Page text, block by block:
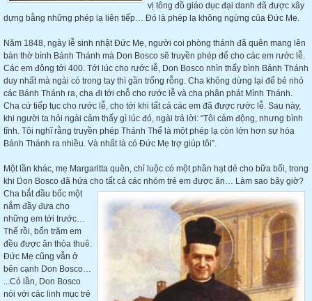
vị tông đồ giáo dục đại danh đã được xây
dựng bằng những phép lạ liên tiếp… Đó là phép lạ không ngừng của Đức Mẹ.
Năm 1848, ngày lễ sinh nhật Đức Mẹ, người coi phòng thánh đã quên mang lên
bàn thờ bình Bánh Thánh mà Don Bosco sẽ truyền phép để cho các em rước lễ.
Các em đông tới 400. Tới lúc cho rước lễ, Don Bosco nhìn thấy bình Bánh Thánh
duy nhất mà ngài có trong tay thì gần trống rỗng. Cha không dừng lại để bẻ nhỏ
các Bánh Thánh ra, cha đi tới chỗ cho rước lễ và cha phân phát Mình Thánh.
Cha cứ tiếp tục cho rước lễ, cho tới khi tất cả các em đã được rước lễ. Sau này,
khi người ta hỏi ngài cảm thấy gì lúc đó, ngài trả lời: “Tôi cảm động, nhưng bình
tĩnh. Tôi nghĩ rằng truyền phép Thánh Thể là một phép lạ còn lớn hơn sự hóa
Bánh Thánh ra nhiều. Và nhất là có Đức Mẹ trợ giúp tôi”.
Một lần khác, mẹ Margaritta quên, chỉ luộc có một phần hạt dẻ cho bữa bối, trong
khi Don Bosco đã hứa cho tất cả các nhóm trẻ em được ăn… Làm sao bây giờ?
Cha bắt đầu bốc một
nắm đầy đưa cho
những em tới trước…
Thế rồi, bốn trăm em
đều được ăn thỏa thuê:
Đức Mẹ cũng vẫn ở
bên cạnh Don Bosco…
...Có lần, Don Bosco
nói với các linh mục trẻ